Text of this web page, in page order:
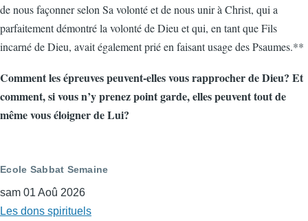
de nous façonner selon Sa volonté et de nous unir à Christ, qui a
parfaitement démontré la volonté de Dieu et qui, en tant que Fils
incarné de Dieu, avait également prié en faisant usage des Psaumes.**
Comment les épreuves peuvent-elles vous rapprocher de Dieu? Et
comment, si vous n’y prenez point garde, elles peuvent tout de
même vous éloigner de Lui?
Ecole Sabbat Semaine
sam 01 Aoû 2026
Les dons spirituels